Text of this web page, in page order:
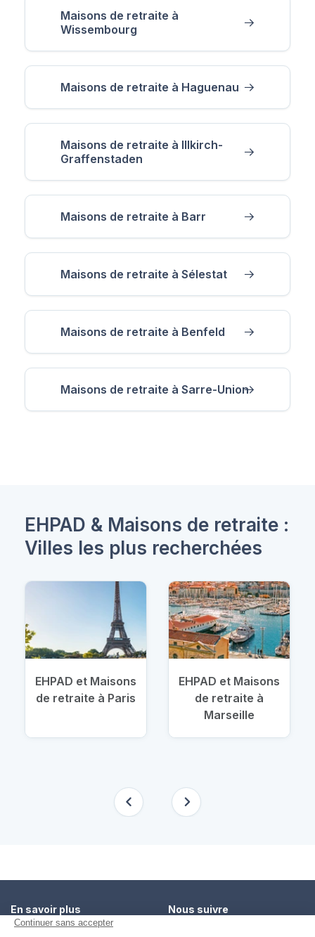
Maisons de retraite à
Wissembourg
Maisons de retraite à Haguenau
Maisons de retraite à Illkirch-
Graffenstaden
Maisons de retraite à Barr
Maisons de retraite à Sélestat
Maisons de retraite à Benfeld
Maisons de retraite à Sarre-Union
EHPAD & Maisons de retraite :
Villes les plus recherchées
EHPAD et Maisons
de retraite à Paris
EHPAD et Maisons
de retraite à
Marseille
En savoir plus
Nous suivre